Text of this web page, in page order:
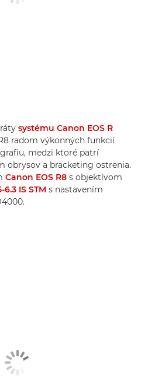
systému Canon EOS R
radom výkonných funkcií
medzi ktoré patrí
obrysov a bracketing ostrenia.
Canon EOS R8 s objektívom
IS STM s nastavením